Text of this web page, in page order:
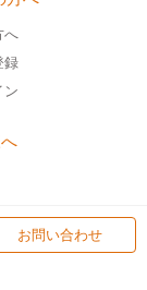
へ
録
ン
お問い合わせ